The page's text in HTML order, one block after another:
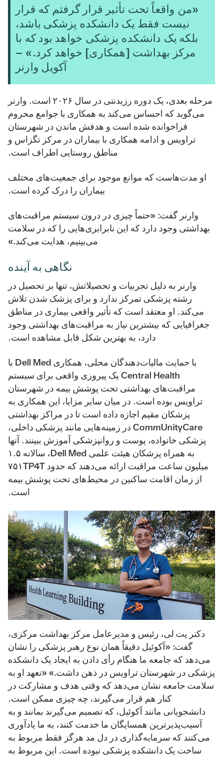
«من واقعاً تحت تأثیر قرار گرفتم که قرار
نیست فقط یک دانشکده پزشکی باشد،
بلکه یک دانشکده پزشکی خواهد بود که با
مرکز بهداشت [همکاری] خواهد کرد.» –
آکویل وارنر
مرحله بعدی، یک دوره رزیدنتی در سال ۲۰۲۶ است. وارنر
می‌گوید که احساس می‌کند به همکاری با جوامع محروم
فراخوانده شده است و هدفش ماندن در شهرستان
تراویس و ادامه همکاری با بیماران در مرکز تگزاس و
مناطق روستایی اطراف است.
او مدت‌هاست که موانع موجود برای جمعیت‌های مختلف
بیماران را درک کرده است.
وارنر گفت: «حتماً چیزی در درون سیستم مراقبت‌های
بهداشتی وجود دارد که این نابرابری‌هایی را که در سلامت
می‌بینیم، هدایت می‌کند.»
نگاهی به آینده
وارنر به دلیل تجربیات و تحصیلاتش، تنها بر تحصیل در
رشته پزشکی تمرکز ندارد و برای پزشک شدن تلاش
می‌کند. او معتقد است که تأثیر واقعی بیماری در مناطق
جغرافیایی که بیشترین نیاز به مراقبت‌های بهداشتی وجود
دارد، به بهترین شکل قابل مشاهده است.
با حمایت مالیات‌دهندگان محلی، همکاری Dell Med با
Central Health یک پیروزی واقعی برای سیستم
مراقبت‌های بهداشتی تحت پوشش بیمه در شهرستان
تراویس بوده است. در میان سایر مزایا، این همکاری به
پزشکان مقیم اجازه داده است تا در مراکز بهداشتی
CommUnityCare در زمینه‌هایی مانند پزشکی داخلی،
پزشکی خانواده، پوست و روانپزشکی آموزش ببینند. آنها
به همراه پزشکان هیئت علمی Dell Med، سالانه ۱.۵
میلیون ساعت مراقبت ارائه می‌دهند که حدود ۷۵۱TP4T
از زمان اقامت ساکنین در محیط‌های تحت پوشش بیمه
است.
دکتر پت لی، رئیس و مدیرعامل مرکز بهداشت مرکزی،
گفت: «آکوئیل دقیقاً همان نوع رهبر پزشکی را نشان
می‌دهد که جامعه ما هنگام رأی دادن به ایجاد یک دانشکده
پزشکی در شهرستان تراویس در ذهن داشت.» «تعهد او به
سلامت جامعه نشان می‌دهد که وقتی هدف و مشارکت در
کنار هم قرار می‌گیرند، چه چیزی ممکن است.
دانشجویانی مانند آکوئیل، که تصمیم می‌گیرند بمانند و به
آسیب‌پذیرترین همسایگان ما خدمت کنند، به ما یادآوری
می‌کنند که سرمایه‌گذاری در دل مد هرگز فقط مربوط به
ساخت یک دانشکده پزشکی نبوده است. این مربوط به